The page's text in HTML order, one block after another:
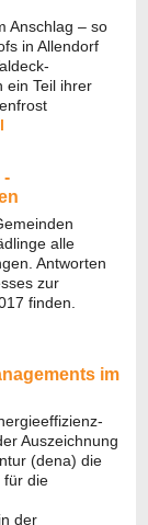
Anschlag – so
in Allendorf
ein Teil ihrer
-
alle
Antworten
zur
finden.
im
Auszeichnung
(dena) die
für die
der